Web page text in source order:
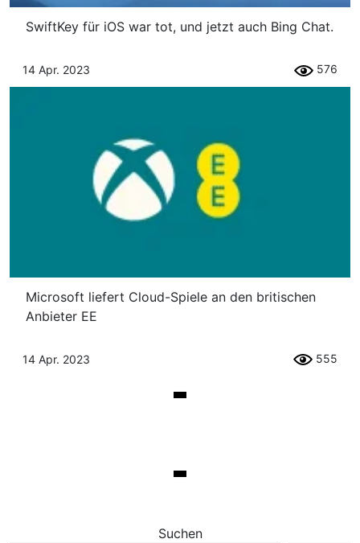
SwiftKey für iOS war tot, und jetzt auch Bing Chat.
14 Apr. 2023 576
Microsoft liefert Cloud-Spiele an den britischen
Anbieter EE
14 Apr. 2023 555
Suchen